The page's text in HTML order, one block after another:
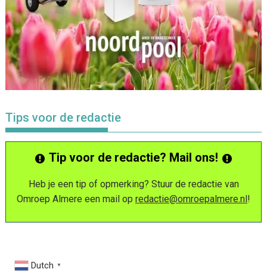
Tips voor de redactie
Tip voor de redactie? Mail ons!
Heb je een tip of opmerking? Stuur de redactie van
Omroep Almere een mail op redactie@omroepalmere.nl!
Dutch ▼